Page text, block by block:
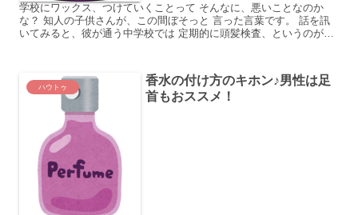
学校にワックス、つけていくことって そんなに、悪いことなのか
な？ 知人の子供さんが、この間ぼそっと 言った言葉です。 話を訊
いてみると、彼が通う中学校では 定期的に頭髪検査、というのがあ
ハウトゥ
香水の付け方のキホン♪男性は足
首もおススメ！